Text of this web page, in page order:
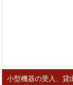
小型機器の受入、貸